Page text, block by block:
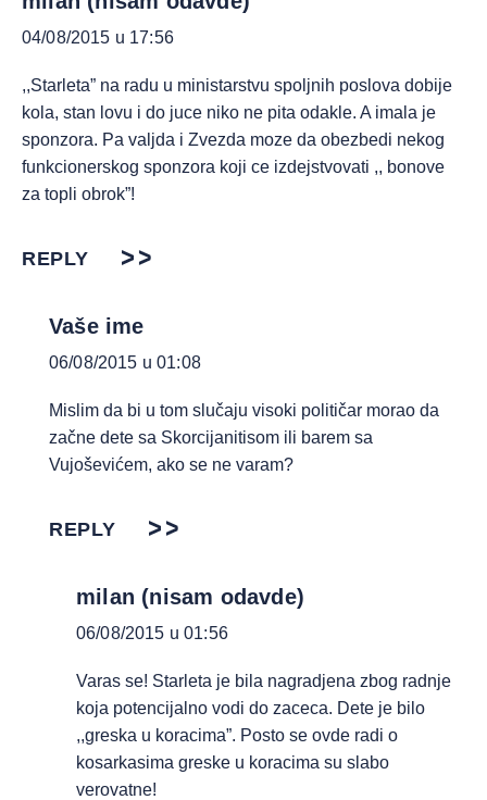
04/08/2015 u 17:56
,,Starleta” na radu u ministarstvu spoljnih poslova dobije
kola, stan lovu i do juce niko ne pita odakle. A imala je
sponzora. Pa valjda i Zvezda moze da obezbedi nekog
funkcionerskog sponzora koji ce izdejstvovati ,, bonove
za topli obrok”!
REPLY
Vaše ime
06/08/2015 u 01:08
Mislim da bi u tom slučaju visoki političar morao da
začne dete sa Skorcijanitisom ili barem sa
Vujoševićem, ako se ne varam?
REPLY
milan (nisam odavde)
06/08/2015 u 01:56
Varas se! Starleta je bila nagradjena zbog radnje
koja potencijalno vodi do zaceca. Dete je bilo
,,greska u koracima”. Posto se ovde radi o
kosarkasima greske u koracima su slabo
verovatne!